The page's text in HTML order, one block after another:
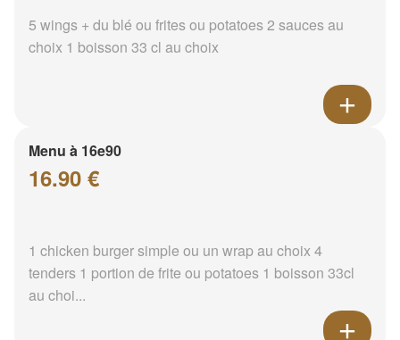
5 wings + du blé ou frites ou potatoes 2 sauces au
choix 1 boisson 33 cl au choix
Menu à 16e90
16.90 €
1 chicken burger simple ou un wrap au choix 4
tenders 1 portion de frite ou potatoes 1 boisson 33cl
au choi...